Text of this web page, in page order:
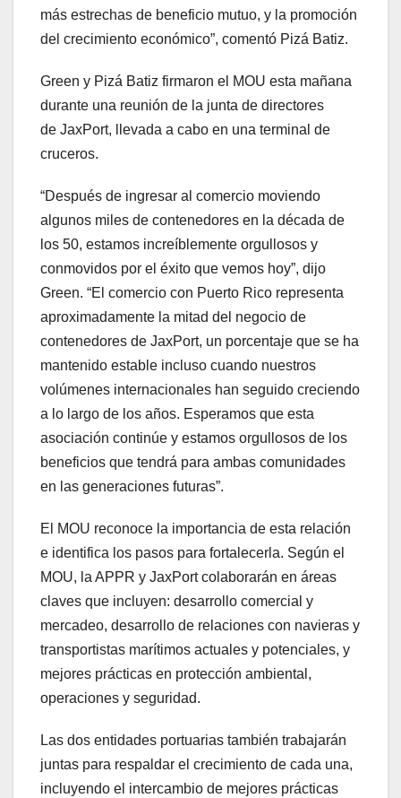
más estrechas de beneficio mutuo, y la promoción
del crecimiento económico”, comentó Pizá Batiz.
Green y Pizá Batiz firmaron el MOU esta mañana
durante una reunión de la junta de directores
de JaxPort, llevada a cabo en una terminal de
cruceros.
“Después de ingresar al comercio moviendo
algunos miles de contenedores en la década de
los 50, estamos increíblemente orgullosos y
conmovidos por el éxito que vemos hoy”, dijo
Green. “El comercio con Puerto Rico representa
aproximadamente la mitad del negocio de
contenedores de JaxPort, un porcentaje que se ha
mantenido estable incluso cuando nuestros
volúmenes internacionales han seguido creciendo
a lo largo de los años. Esperamos que esta
asociación continúe y estamos orgullosos de los
beneficios que tendrá para ambas comunidades
en las generaciones futuras”.
El MOU reconoce la importancia de esta relación
e identifica los pasos para fortalecerla. Según el
MOU, la APPR y JaxPort colaborarán en áreas
claves que incluyen: desarrollo comercial y
mercadeo, desarrollo de relaciones con navieras y
transportistas marítimos actuales y potenciales, y
mejores prácticas en protección ambiental,
operaciones y seguridad.
Las dos entidades portuarias también trabajarán
juntas para respaldar el crecimiento de cada una,
incluyendo el intercambio de mejores prácticas